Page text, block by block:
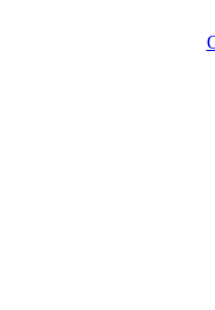
BİR
SLAYT